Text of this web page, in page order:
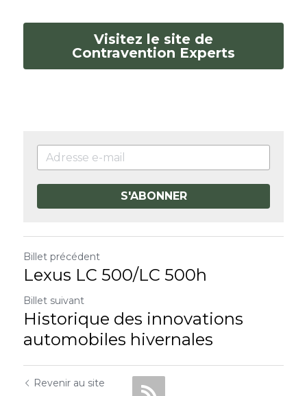
Visitez le site de
Contravention Experts
S'ABONNER
Billet précédent
Lexus LC 500/LC 500h
Billet suivant
Historique des innovations
automobiles hivernales
Revenir au site